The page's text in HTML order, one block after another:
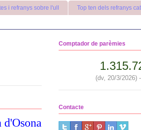
i refranys sobre l'ull Top ten dels refranys
Comptador de parèmies
(dv, 20/3/2026)
Contacte